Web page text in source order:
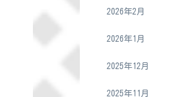
2026年2月
2026年1月
2025年12月
2025年11月